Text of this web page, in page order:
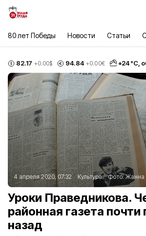
80 лет Победы Новости Статьи
82.17 +0.00$ 94.84 +0.00€ +24°С,
4 апреля 2020, 07:32 Культура Фото:Жанна
Уроки Праведникова.
районная газета почти
назад